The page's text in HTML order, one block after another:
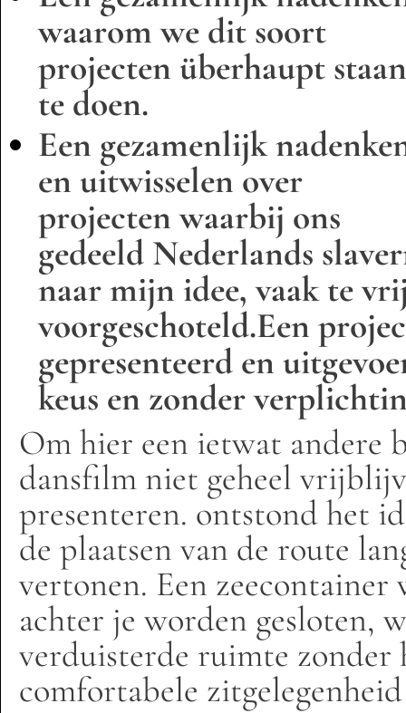
waarom we dit soort
projecten überhaupt staan
te doen.
Een gezamenlijk
en uitwisselen over
projecten waarbij ons
gedeeld Nederlands
naar mijn idee, vaak te
voorgeschoteld.Een
gepresenteerd en
keus en zonder
Om hier een ietwat andere
dansfilm niet geheel
presenteren. ontstond het
de plaatsen van de route
vertonen. Een zeecontainer
achter je worden gesloten,
verduisterde ruimte zonder
comfortabele